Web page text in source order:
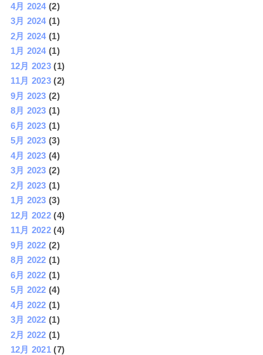
4月 2024(2)
3月 2024(1)
2月 2024(1)
1月 2024(1)
12月 2023 (1)
11月 2023 (2)
9月 2023 (2)
8月 2023 (1)
6月 2023 (1)
5月 2023 (3)
4月 2023 (4)
3月 2023 (2)
2月 2023 (1)
1月 2023 (3)
12月 2022 (4)
11月 2022 (4)
9月 2022 (2)
8月 2022 (1)
6月 2022 (1)
5月 2022 (4)
4月 2022 (1)
3月 2022 (1)
2月 2022 (1)
12月 2021 (7)